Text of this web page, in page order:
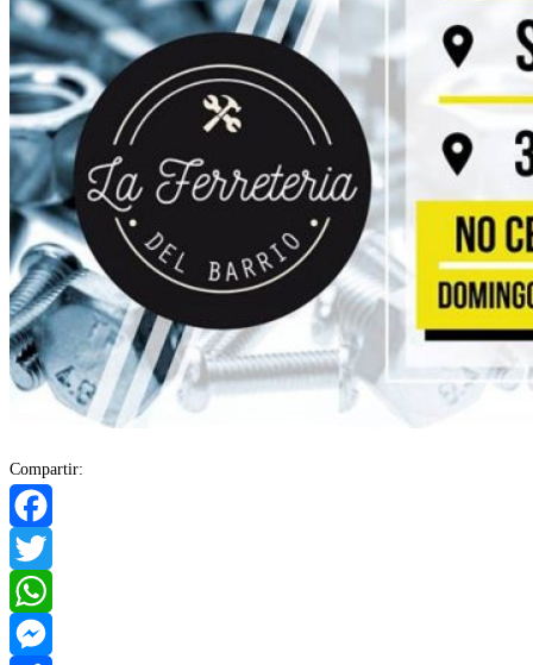
Compartir:
Facebook
Twitter
WhatsApp